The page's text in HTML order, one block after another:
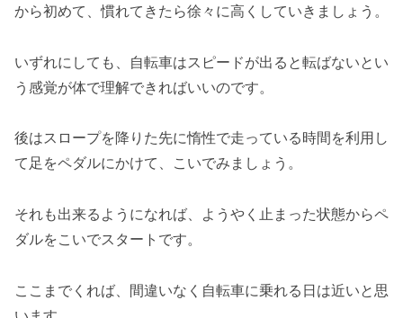
から初めて、慣れてきたら徐々に高くしていきましょう。
いずれにしても、自転車はスピードが出ると転ばないとい
う感覚が体で理解できればいいのです。
後はスロープを降りた先に惰性で走っている時間を利用し
て足をペダルにかけて、こいでみましょう。
それも出来るようになれば、ようやく止まった状態からペ
ダルをこいでスタートです。
ここまでくれば、間違いなく自転車に乗れる日は近いと思